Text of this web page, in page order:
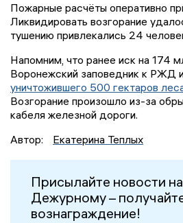
Пожарные расчёты оперативно
Ликвидировать возгорание
тушению привлекались 24
Напомним, что ранее иск на 174
Воронежский заповедник к РЖД
уничтожившего 500 гектаров
Возгорание произошло из-за
кабеля железной дороги.
Автор:
Екатерина Теплых
Присылайте новости
Дежурному –
вознаграждение!